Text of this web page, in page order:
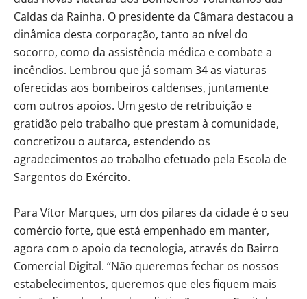
Caldas da Rainha. O presidente da Câmara destacou a
dinâmica desta corporação, tanto ao nível do
socorro, como da assistência médica e combate a
incêndios. Lembrou que já somam 34 as viaturas
oferecidas aos bombeiros caldenses, juntamente
com outros apoios. Um gesto de retribuição e
gratidão pelo trabalho que prestam à comunidade,
concretizou o autarca, estendendo os
agradecimentos ao trabalho efetuado pela Escola de
Sargentos do Exército.
Para Vítor Marques, um dos pilares da cidade é o seu
comércio forte, que está empenhado em manter,
agora com o apoio da tecnologia, através do Bairro
Comercial Digital. “Não queremos fechar os nossos
estabelecimentos, queremos que eles fiquem mais